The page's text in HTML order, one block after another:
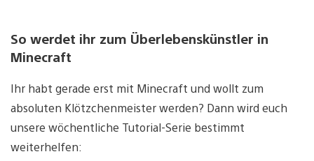
So werdet ihr zum Überlebenskünstler in
Minecraft
Ihr habt gerade erst mit Minecraft und wollt zum
absoluten Klötzchenmeister werden? Dann wird euch
unsere wöchentliche Tutorial-Serie bestimmt
weiterhelfen: